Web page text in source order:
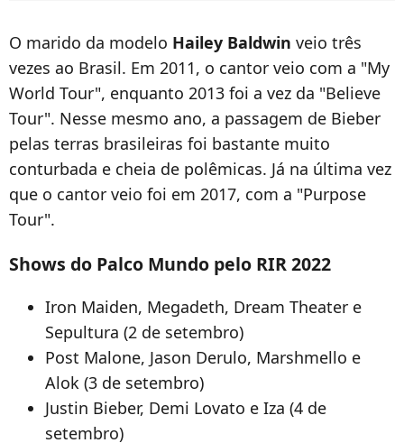
O marido da modelo Hailey Baldwin veio três
vezes ao Brasil. Em 2011, o cantor veio com a "My
World Tour", enquanto 2013 foi a vez da "Believe
Tour". Nesse mesmo ano, a passagem de Bieber
pelas terras brasileiras foi bastante muito
conturbada e cheia de polêmicas. Já na última vez
que o cantor veio foi em 2017, com a "Purpose
Tour".
Shows do Palco Mundo pelo RIR 2022
Iron Maiden, Megadeth, Dream Theater e
Sepultura (2 de setembro)
Post Malone, Jason Derulo, Marshmello e
Alok (3 de setembro)
Justin Bieber, Demi Lovato e Iza (4 de
setembro)